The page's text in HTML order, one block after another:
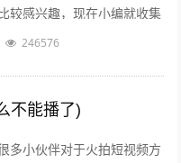
较感兴趣，现在小编就收集
发儿童视频相关的信息来分
246576
不能播了)
多小伙伴对于火拍短视频方